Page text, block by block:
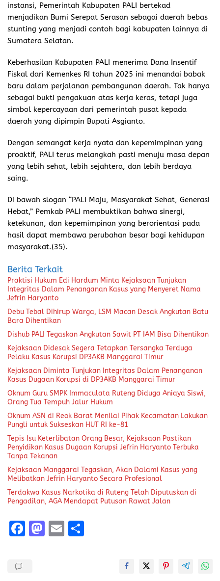
instansi, Pemerintah Kabupaten PALI bertekad
menjadikan Bumi Serepat Serasan sebagai daerah bebas
stunting yang menjadi contoh bagi kabupaten lainnya di
Sumatera Selatan.
Keberhasilan Kabupaten PALI menerima Dana Insentif
Fiskal dari Kemenkes RI tahun 2025 ini menandai babak
baru dalam perjalanan pembangunan daerah. Tak hanya
sebagai bukti pengakuan atas kerja keras, tetapi juga
simbol kepercayaan dari pemerintah pusat kepada
daerah yang dipimpin Bupati Asgianto.
Dengan semangat kerja nyata dan kepemimpinan yang
proaktif, PALI terus melangkah pasti menuju masa depan
yang lebih sehat, lebih sejahtera, dan lebih berdaya
saing.
Di bawah slogan “PALI Maju, Masyarakat Sehat, Generasi
Hebat,” Pemkab PALI membuktikan bahwa sinergi,
ketekunan, dan kepemimpinan yang berorientasi pada
hasil dapat membawa perubahan besar bagi kehidupan
masyarakat.(35).
Berita Terkait
Praktisi Hukum Edi Hardum Minta Kejaksaan Tunjukan
Integritas Dalam Penanganan Kasus yang Menyeret Nama
Jefrin Haryanto
Debu Tebal Dihirup Warga, LSM Macan Desak Angkutan Batu
Bara Dihentikan
Dishub PALI Tegaskan Angkutan Sawit PT IAM Bisa Dihentikan
Kejaksaan Didesak Segera Tetapkan Tersangka Terduga
Pelaku Kasus Korupsi DP3AKB Manggarai Timur
Kejaksaan Diminta Tunjukan Integritas Dalam Penanganan
Kasus Dugaan Korupsi di DP3AKB Manggarai Timur
Oknum Guru SMPK Immaculata Ruteng Diduga Aniaya Siswi,
Orang Tua Tempuh Jalur Hukum
Oknum ASN di Reok Barat Menilai Pihak Kecamatan Lakukan
Pungli untuk Sukseskan HUT RI ke-81
Tepis Isu Keterlibatan Orang Besar, Kejaksaan Pastikan
Penyidikan Kasus Dugaan Korupsi Jefrin Haryanto Terbuka
Tanpa Tekanan
Kejaksaan Manggarai Tegaskan, Akan Dalami Kasus yang
Melibatkan Jefrin Haryanto Secara Profesional
Terdakwa Kasus Narkotika di Ruteng Telah Diputuskan di
Pengadilan, AGA Mendapat Putusan Rawat Jalan
F
M E